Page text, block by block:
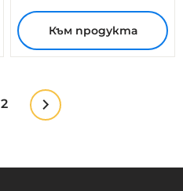
Към продукта
Страница
Страница
2 Страница
Следващ